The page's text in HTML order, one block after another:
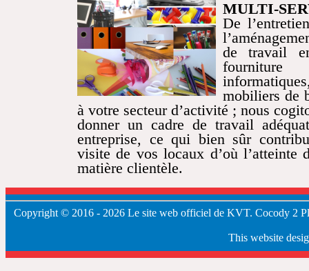
MULTI-
De
de travail
mobiliers de
à votre secteur d’activité ; nous
donner un cadre de travail
entreprise, ce qui bien sûr
visite de vos locaux d’où l’atteinte
matière clientèle.
Copyright© 2016 - 2026Le site web officiel de KVT. Cocody 2
This website